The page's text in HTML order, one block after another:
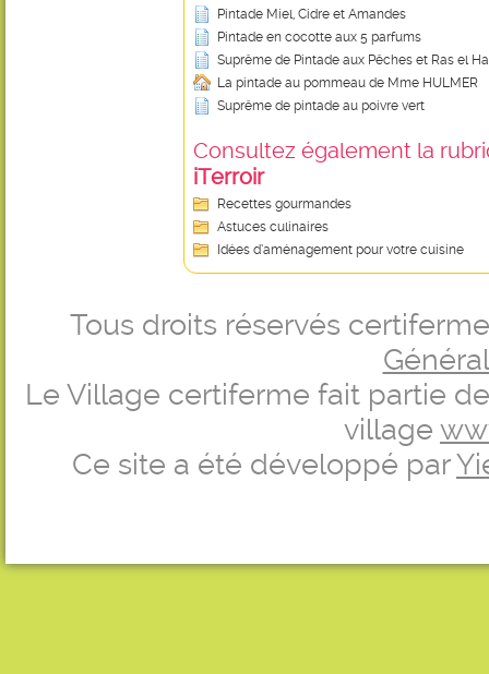
Pintade Miel, Cidre et Amandes
Pintade en cocotte aux 5 parfums
Suprême de Pintade aux Pêches et Ras el
La pintade au pommeau de Mme HULMER
Suprême de pintade au poivre vert
Consultez également la
iTerroir
Recettes gourmandes
Astuces culinaires
Idées d’aménagement pour votre cuisine
Tous droits réservés
Le Village certiferme fait partie
village
Ce site a été développé par